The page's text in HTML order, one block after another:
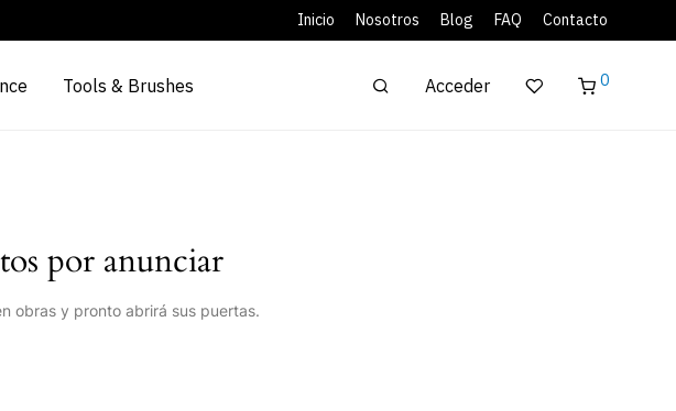
Inicio Nosotros Blog FAQ Contacto
Tools & Brushes Acceder 0
por anunciar
obras y pronto abrirá sus puertas.